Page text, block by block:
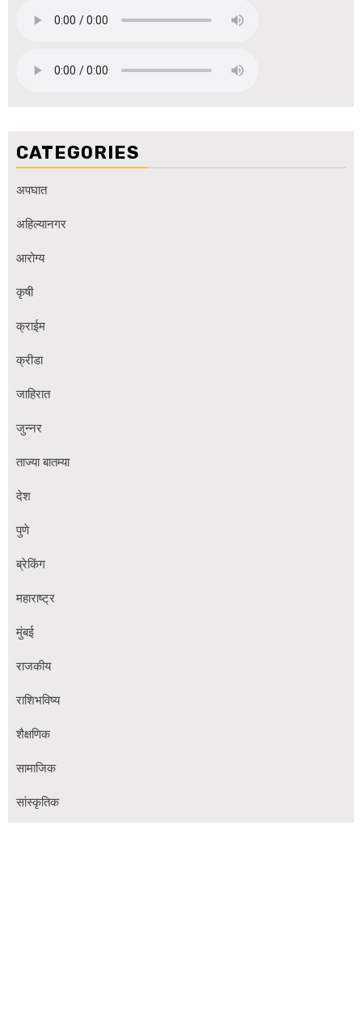
CATEGORIES
अपघात
अहिल्यानगर
आरोग्य
कृषी
क्राईम
क्रीडा
जाहिरात
जुन्नर
ताज्या बातम्या
देश
पुणे
ब्रेकिंग
महाराष्ट्र
मुंबई
राजकीय
राशिभविष्य
शैक्षणिक
सामाजिक
सांस्कृतिक